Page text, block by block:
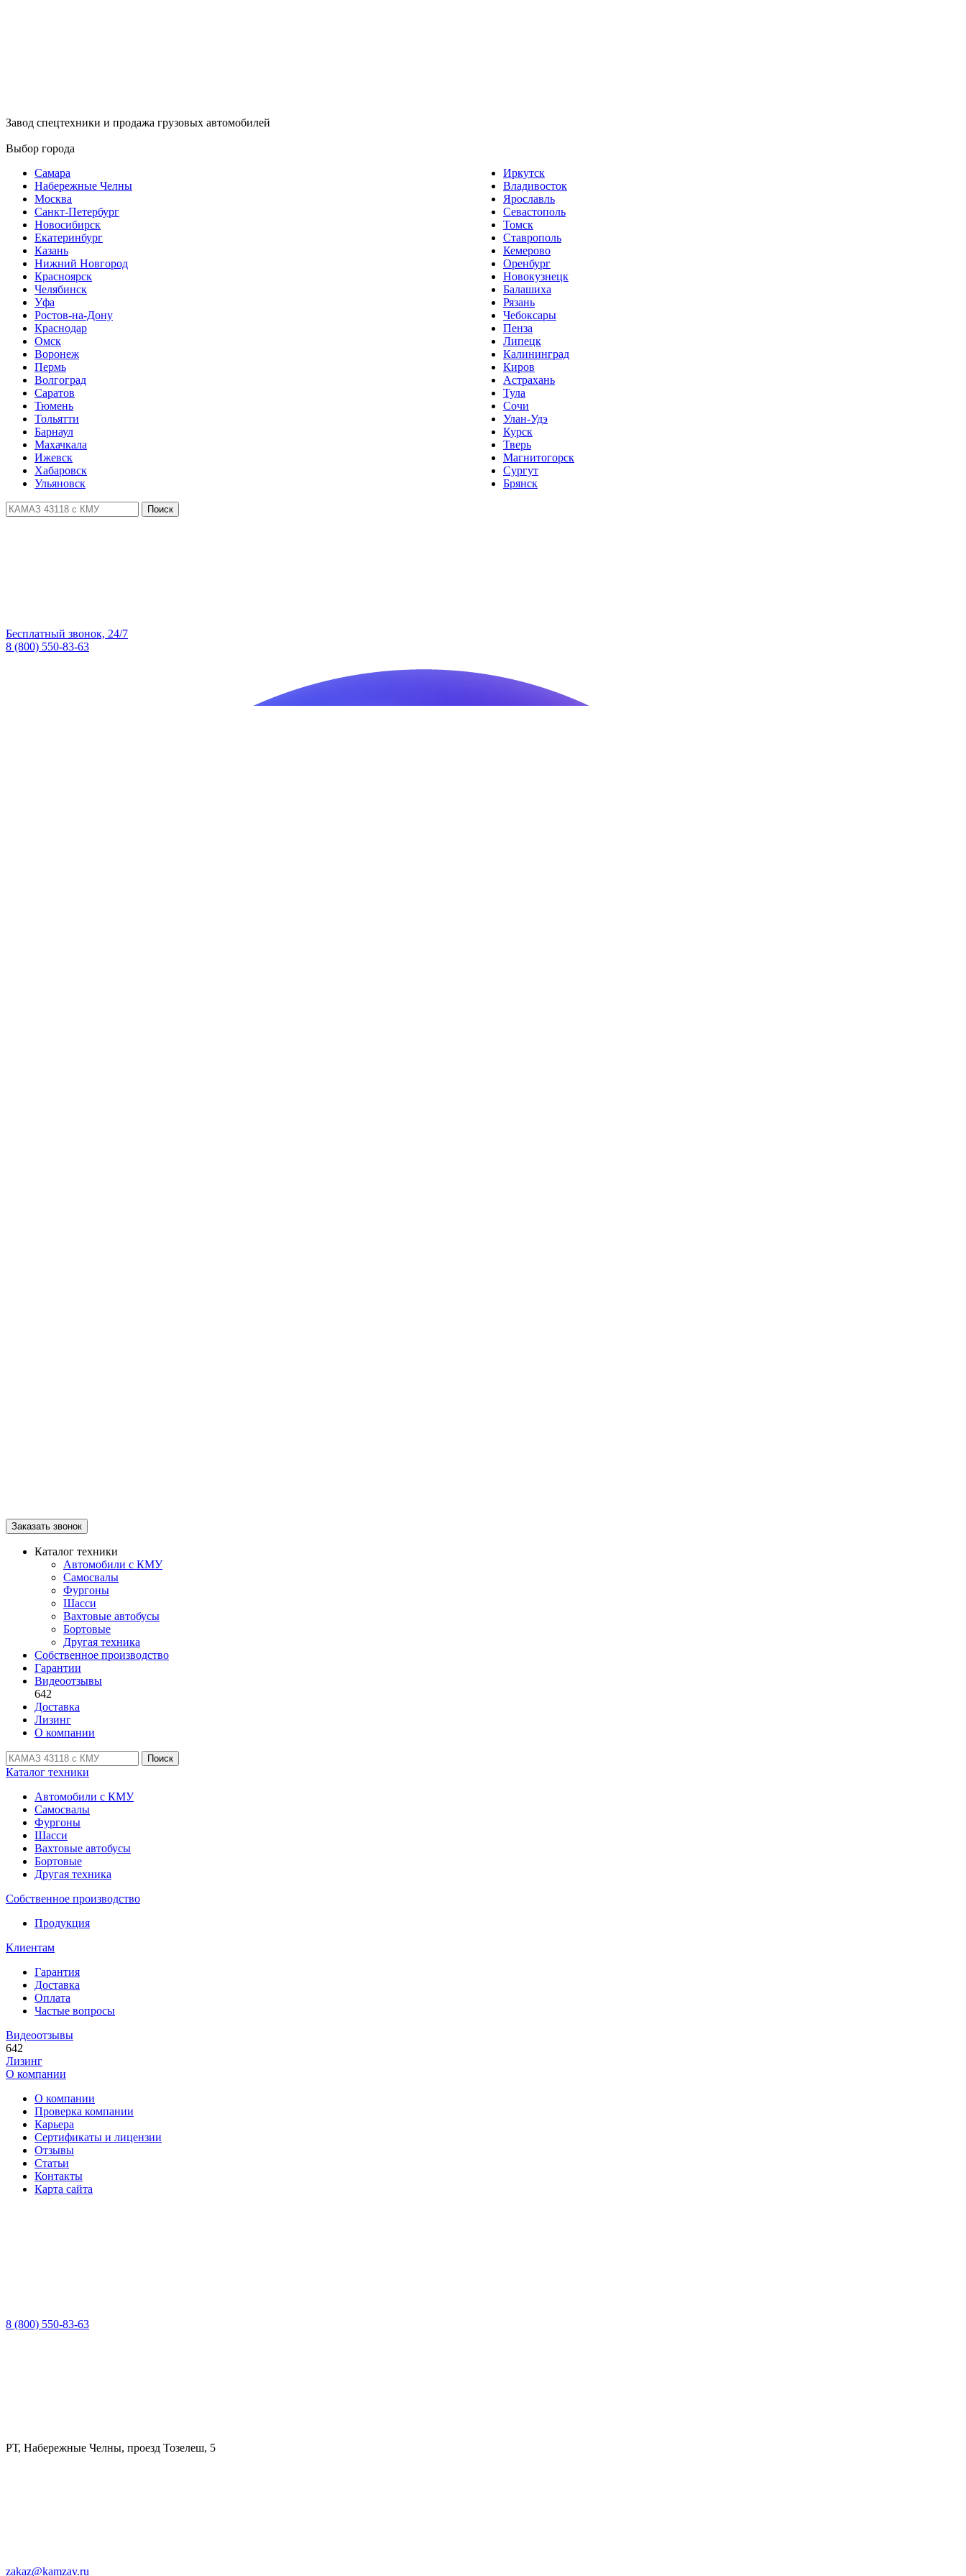
Завод спецтехники и продажа грузовых автомобилей
Выбор города
Самара
Набережные Челны
Москва
Санкт-Петербург
Новосибирск
Екатеринбург
Казань
Нижний Новгород
Красноярск
Челябинск
Уфа
Ростов-на-Дону
Краснодар
Омск
Воронеж
Пермь
Волгоград
Саратов
Тюмень
Тольятти
Барнаул
Махачкала
Ижевск
Хабаровск
Ульяновск
Иркутск
Владивосток
Ярославль
Севастополь
Томск
Ставрополь
Кемерово
Оренбург
Новокузнецк
Балашиха
Рязань
Чебоксары
Пенза
Липецк
Калининград
Киров
Астрахань
Тула
Сочи
Улан-Удэ
Курск
Тверь
Магнитогорск
Сургут
Брянск
Поиск
Бесплатный звонок, 24/7
8 (800) 550-83-63
Заказать звонок
Каталог техники
Автомобили с КМУ
Самосвалы
Фургоны
Шасси
Вахтовые автобусы
Бортовые
Другая техника
Собственное производство
Гарантии
Видеоотзывы
642
Доставка
Лизинг
О компании
Поиск
Каталог техники
Автомобили с КМУ
Самосвалы
Фургоны
Шасси
Вахтовые автобусы
Бортовые
Другая техника
Собственное производство
Продукция
Клиентам
Гарантия
Доставка
Оплата
Частые вопросы
Видеоотзывы
642
Лизинг
О компании
О компании
Проверка компании
Карьера
Сертификаты и лицензии
Отзывы
Статьи
Контакты
Карта сайта
8 (800) 550-83-63
РТ, Набережные Челны, проезд Тозелеш, 5
zakaz@kamzav.ru